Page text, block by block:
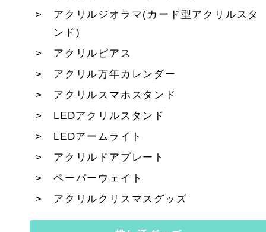
アクリルジオラマ(カード型アクリルスタ
ンド)
アクリルピアス
アクリル万年カレンダー
アクリルスマホスタンド
LEDアクリルスタンド
LEDアームライト
アクリルドアプレート
ペーパーウェイト
アクリルクリスマスグッズ